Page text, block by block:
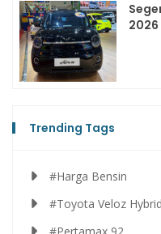
2026
Trending Tags
#Harga Bensin
#Toyota Veloz Hybrid